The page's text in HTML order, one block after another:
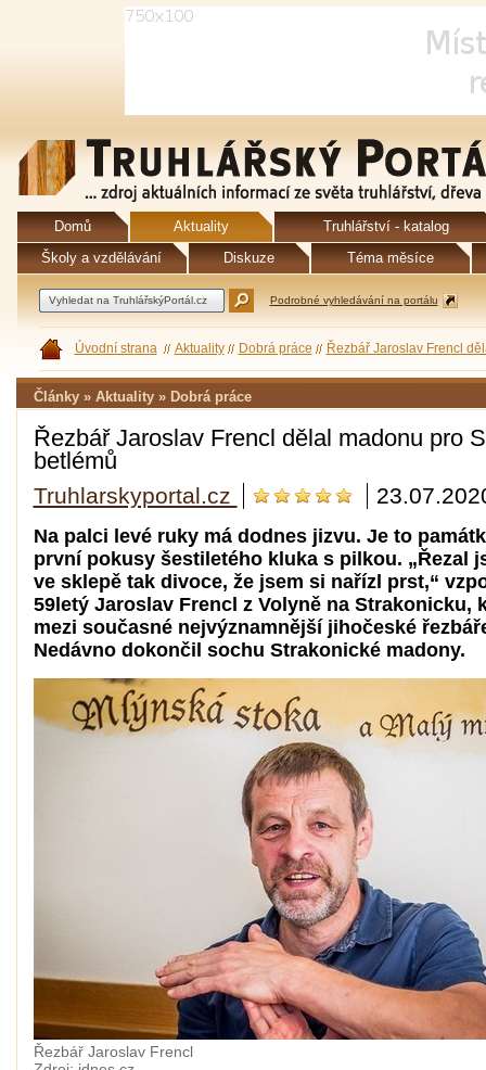
Domů Aktuality
Truhlářství - katalog
Školy a vzdělávání
Diskuze Téma měsíce
Podrobné vyhledávání na portálu
Úvodní strana Aktuality Dobrá práce Řezbář Jaroslav Frencl
Články » Aktuality » Dobrá práce
Řezbář Jaroslav Frencl dělal madonu pro
betlémů
Truhlarskyportal.cz
Na palci levé ruky má dodnes jizvu. Je to
první pokusy šestiletého kluka s pilkou. „Řezal
ve sklepě tak divoce, že jsem si nařízl prst,“
59letý Jaroslav Frencl z Volyně na Strakonicku,
mezi současné nejvýznamnější jihočeské
Nedávno dokončil sochu Strakonické madony.
Řezbář Jaroslav Frencl